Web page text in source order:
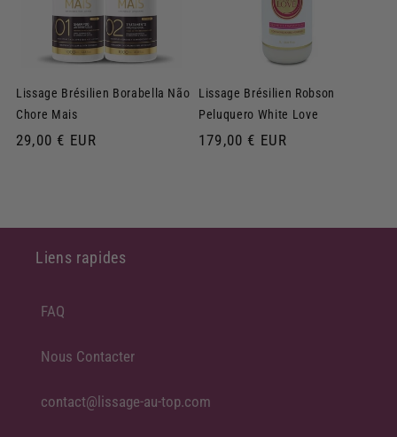
Lissage Brésilien Borabella Não
Chore Mais
Prix
29,00 € EUR
Lissage Brésilien Robson
Peluquero White Love
Prix
179,00 € EUR
Liens rapides
FAQ
Nous Contacter
contact@lissage-au-top.com